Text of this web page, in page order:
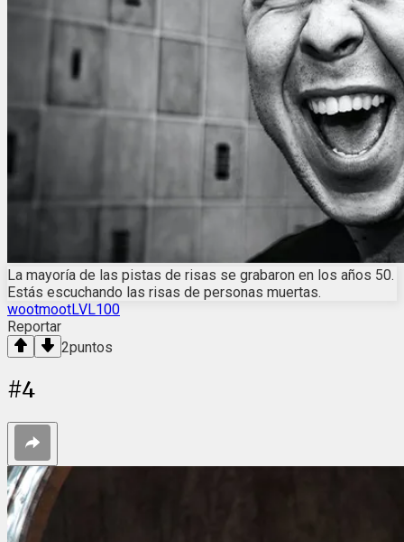
La mayoría de las pistas de risas se grabaron en los años 50.
Estás escuchando las risas de personas muertas.
wootmootLVL100
Reportar
2puntos
#4